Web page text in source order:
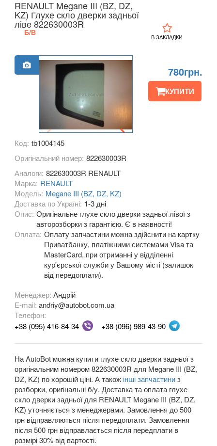
KIA
LANCIA
LAND ROVER
LEXUS keyboard_arrow_down
keyboard_arrow_down
MASERATI
MAZDA
MERCEDES-BENZ
MINI
MITSUBISHI
NISSAN keyboard_arrow_down
OPEL keyboard_arrow_down
PEUGEOT
PORSCHE
RENAULT
Captur (J5)
Clio IV (BK, KH, J5)
Duster (FE, HS)
Fluence (L3, B3)
Espace IV (JK0)
Grand Espace IV (JK0)
RENAULT Megane III (BZ, DZ,
KZ) Глухе скло дверки задньої
ліве 822630003R
Б/В
780грн.
КУПИТИ
В ЗАКЛАДКИ
Код: tb1004145
Оригінальний номер: 822630003R
Аналоги: 822630003R RENAULT
Марка: RENAULT
Модель: Megane III (BZ, DZ, KZ)
Доставка по Україні: 1-3 дні
Опис: Оригінальне глухе скло дверки задньої лівої з
авторозборки з гарантією. Є в наявності!
Оплата: Оплату запчастини можна здійснити на картку
Приватбанку, платіжними системами Visa та
MasterCard, при отриманні у відділенні
кур'єрської служби у Вашому місті (залишок
від передоплати).
Менеджер: Андрій
E-mail: andriy@autobot.com.ua
Телефон:
+38 (095) 416-84-34
+38 (096) 989-43-90
На AutoBot можна купити глухе скло дверки задньої з
оригінальним номером 822630003R для Megane III (BZ,
DZ, KZ) по хорошій ціні. А також інші запчастиниз
розборки, оригінальні б/у. Доставка та оплата глухе
скло дверки задньої для RENAULT Megane III (BZ, DZ,
KZ) уточняється з менеджерами. Замовлення до 500
грн відправляються після передоплати. Замовлення
після 500 грн відправлається після передплати в
розмірі 30% від вартості.